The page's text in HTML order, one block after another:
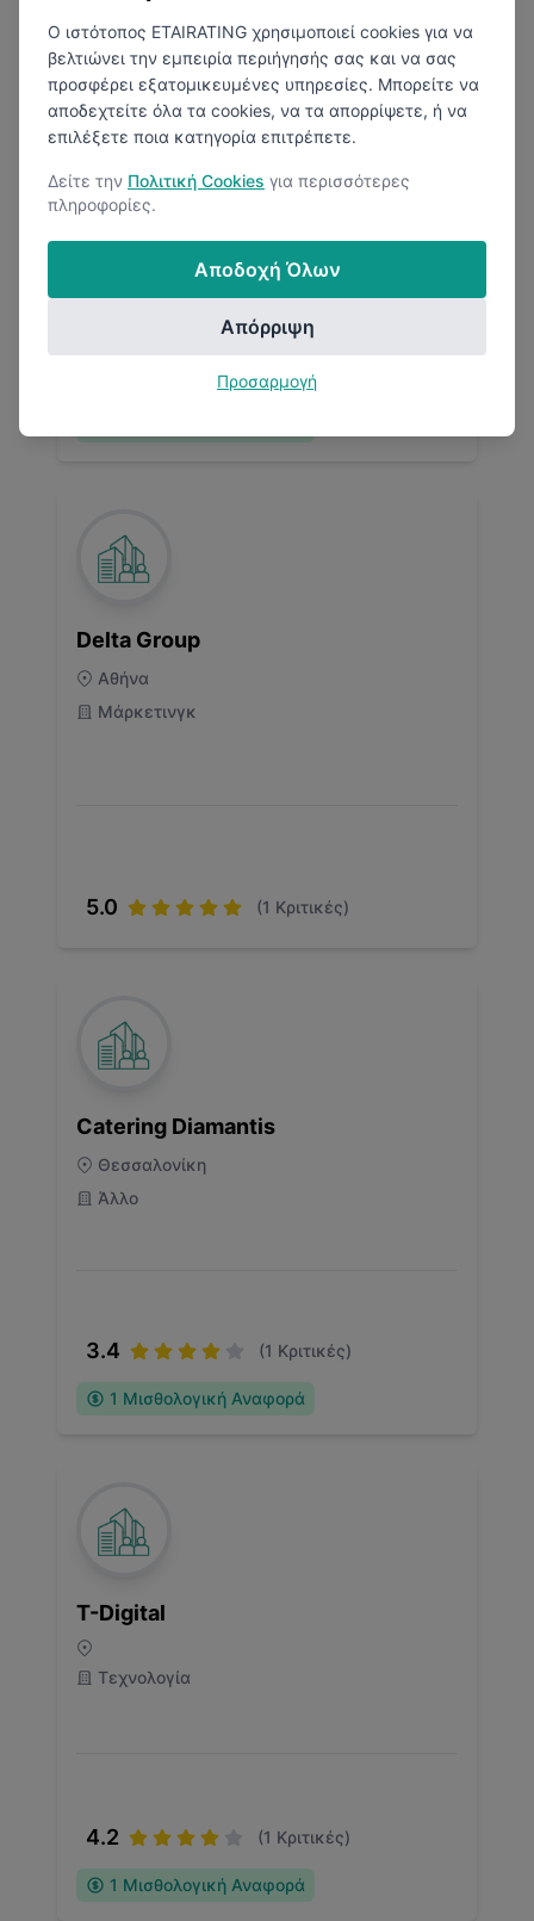
Isigonis Group
Βιομηχανία Τροφίμων
Delta Group
Αθήνα
Μάρκετινγκ
5.0 (1 Κριτικές)
Catering Diamantis
Θεσσαλονίκη
Άλλο
3.4 (1 Κριτικές)
1 Μισθολογική Αναφορά
T-Digital
Τεχνολογία
4.2 (1 Κριτικές)
1 Μισθολογική Αναφορά
Ο ιστότοπος ETAIRATING χρησιμοποιεί cookies για να
βελτιώνει την εμπειρία περιήγησής σας και να σας
προσφέρει εξατομικευμένες υπηρεσίες. Μπορείτε να
αποδεχτείτε όλα τα cookies, να τα απορρίψετε, ή να
επιλέξετε ποια κατηγορία επιτρέπετε.
Δείτε την Πολιτική Cookies για περισσότερες
πληροφορίες.
Αποδοχή Όλων
Απόρριψη
Προσαρμογή